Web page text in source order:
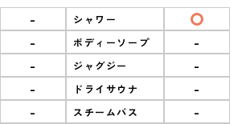
-
シャワー
- ボディーソープ -
- ジャグジー -
- ドライサウナ -
- スチームバス -